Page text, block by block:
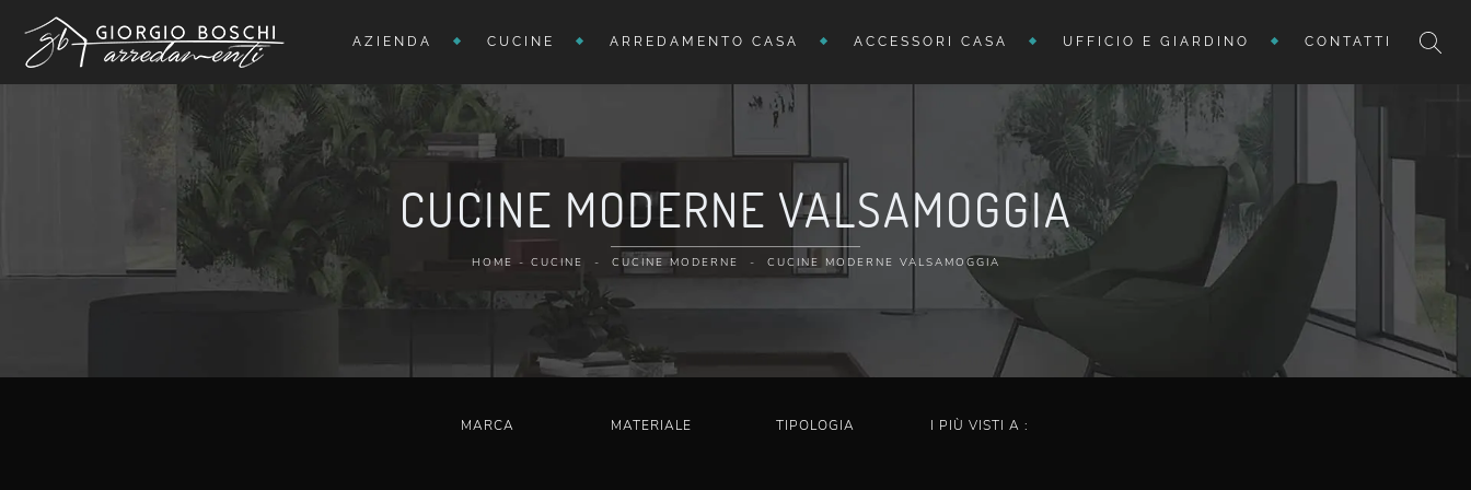
AZIENDA CUCINE ARREDAMENTO CASA ACCESSORI CASA UFFICIO E GIARDINO CONTATTI
CUCINE MODERNE VALSAMOGGIA
HOME - CUCINE - CUCINE MODERNE - CUCINE MODERNE VALSAMOGGIA
MARCA MATERIALE TIPOLOGIA I PIÙ VISTI A :